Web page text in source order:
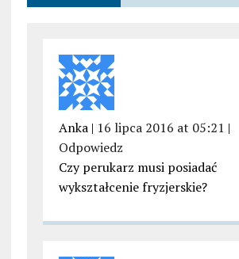
Anka | 16 lipca 2016 at 05:21 |
Odpowiedz
Czy perukarz musi posiadać
wykształcenie fryzjerskie?